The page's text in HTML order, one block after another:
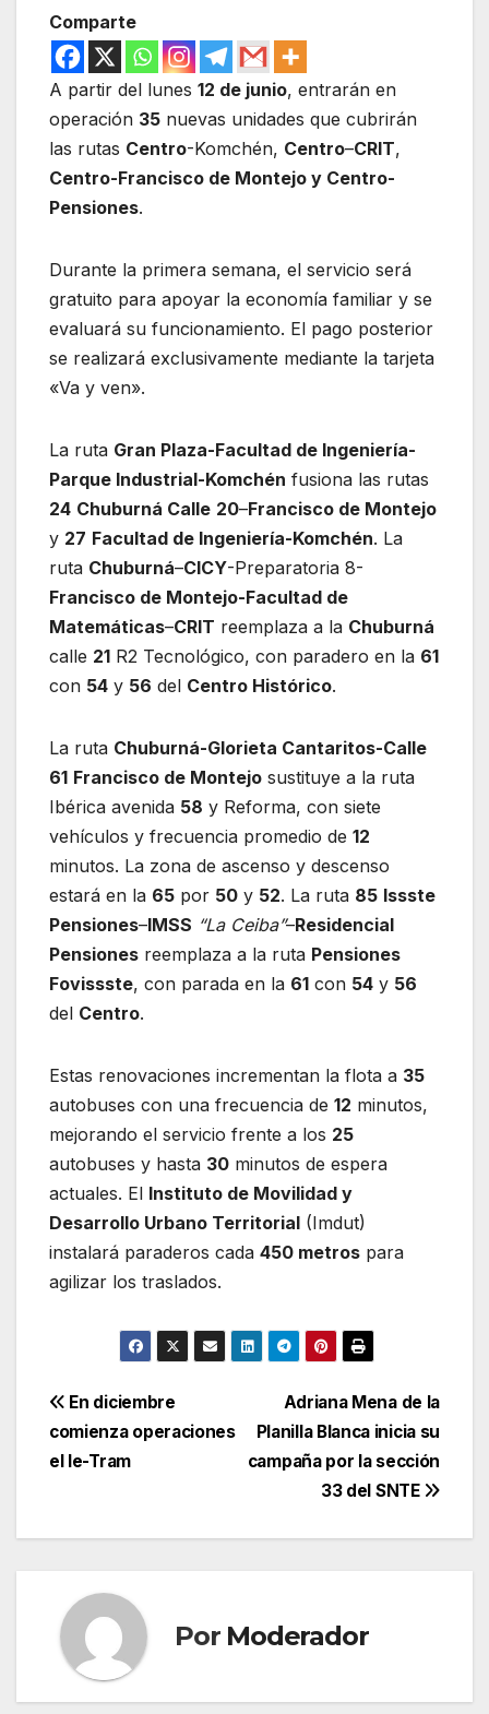
Comparte
A partir del lunes 12 de junio, entrarán en
operación 35 nuevas unidades que cubrirán
las rutas Centro-Komchén, Centro–CRIT,
Centro-Francisco de Montejo y Centro-
Pensiones.
Durante la primera semana, el servicio será
gratuito para apoyar la economía familiar y se
evaluará su funcionamiento. El pago posterior
se realizará exclusivamente mediante la tarjeta
«Va y ven».
La ruta Gran Plaza-Facultad de Ingeniería-
Parque Industrial-Komchén fusiona las rutas
24 Chuburná Calle 20–Francisco de Montejo
y 27 Facultad de Ingeniería-Komchén. La
ruta Chuburná–CICY-Preparatoria 8-
Francisco de Montejo-Facultad de
Matemáticas–CRIT reemplaza a la Chuburná
calle 21 R2 Tecnológico, con paradero en la 61
con 54 y 56 del Centro Histórico.
La ruta Chuburná-Glorieta Cantaritos-Calle
61 Francisco de Montejo sustituye a la ruta
Ibérica avenida 58 y Reforma, con siete
vehículos y frecuencia promedio de 12
minutos. La zona de ascenso y descenso
estará en la 65 por 50 y 52. La ruta 85 Issste
Pensiones–IMSS “La Ceiba”–Residencial
Pensiones reemplaza a la ruta Pensiones
Fovissste, con parada en la 61 con 54 y 56
del Centro.
Estas renovaciones incrementan la flota a 35
autobuses con una frecuencia de 12 minutos,
mejorando el servicio frente a los 25
autobuses y hasta 30 minutos de espera
actuales. El Instituto de Movilidad y
Desarrollo Urbano Territorial (Imdut)
instalará paraderos cada 450 metros para
agilizar los traslados.
Navegación
de
Adriana Mena de la
Planilla Blanca inicia su
campaña por la sección
33 del SNTE
En diciembre
comienza operaciones
el Ie-Tram
Por Moderador